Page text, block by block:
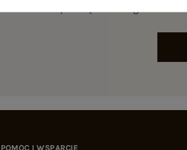
POMOC I WSPARCIE